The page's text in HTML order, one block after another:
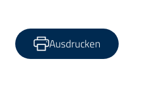
Ausdrucken